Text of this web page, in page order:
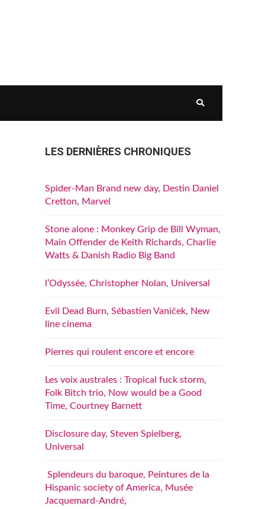
LES DERNIÈRES CHRONIQUES
Spider-Man Brand new day, Destin Daniel
Cretton, Marvel
Stone alone : Monkey Grip de Bill Wyman,
Main Offender de Keith Richards, Charlie
Watts & Danish Radio Big Band
l’Odyssée, Christopher Nolan, Universal
Evil Dead Burn, Sébastien Vaniček, New
line cinema
Pierres qui roulent encore et encore
Les voix australes : Tropical fuck storm,
Folk Bitch trio, Now would be a Good
Time, Courtney Barnett
Disclosure day, Steven Spielberg,
Universal
Splendeurs du baroque, Peintures de la
Hispanic society of America, Musée
Jacquemard-André,